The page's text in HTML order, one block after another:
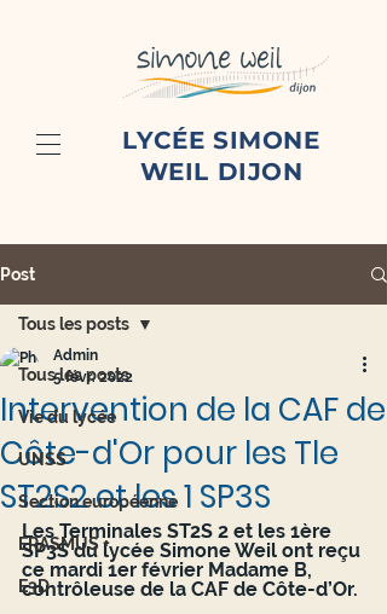
LYCÉE SIMONE
WEIL DIJON
Post
Tous les posts
Vie du lycée
UNSS
Section européenne
ERASMUS +
E3D
Tous les posts
Intervention de la CAF de
Côte-d'Or pour les Tle
ST2S2 et les 1 SP3S
Admin
5 févr. 2022
Les Terminales ST2S 2 et les 1ère
SP3S du lycée Simone Weil ont reçu
ce mardi 1er février Madame B,
contrôleuse de la CAF de Côte-d’Or.